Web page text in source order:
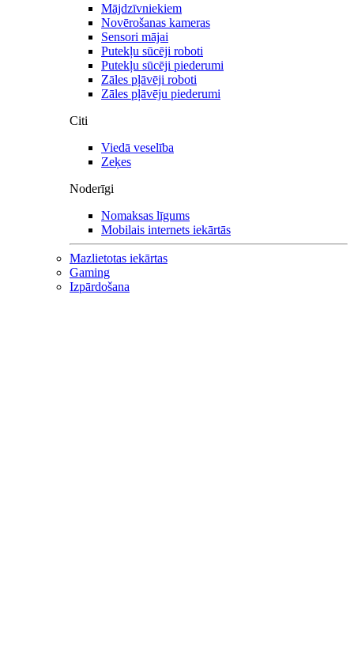
Mājdzīvniekiem
Novērošanas kameras
Sensori mājai
Putekļu sūcēji roboti
Putekļu sūcēji piederumi
Zāles pļāvēji roboti
Zāles pļāvēju piederumi
Citi
Viedā veselība
Zeķes
Noderīgi
Nomaksas līgums
Mobilais internets iekārtās
Mazlietotas iekārtas
Gaming
Izpārdošana